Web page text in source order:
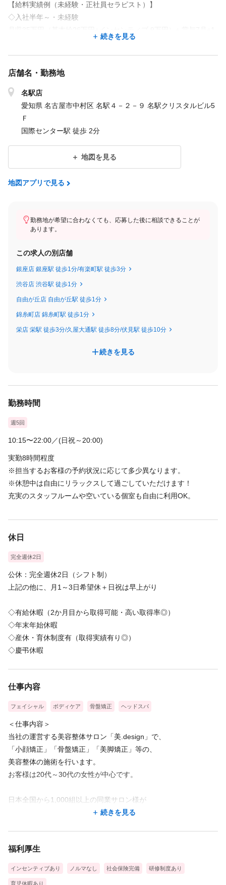
【給料実績例（未経験・正社員セラピスト）】
◇入社半年～・未経験
月収50万円（基本給26万円+インセンティブ24万円）+ 賞与7月+1
2月
◇入社1年～・未経験
月収75万円（基本給26万円+インセンティブ49万円）+ 賞与7月+1
◇その他
月収100万円 以上も増えてます！！！
【実績／未経験】
◆交通費全額支給
◆研修終了後に【合格祝い金15万円】支給
（研修費全額無料）
＜試用期間あり＞1ヶ月～3ヶ月（個人差有り）
試用期間以降は基本給＋インセンティブとなります。
試用期間中も社会保険等の待遇に変更はありません。
★業界No.1クラスの高待遇！
収入にしっかり反映！
続きを見る
店舗名・勤務地
名駅店
愛知県 名古屋市中村区 名駅４－２－９ 名駅クリスタルビル5
Ｆ
国際センター駅 徒歩 2分
地図を見る
地図アプリで見る
勤務地が希望に合わなくても、応募した後に相談できることが
あります。
この求人の別店舗
銀座店 銀座駅 徒歩1分/有楽町駅 徒歩3分
渋谷店 渋谷駅 徒歩1分
自由が丘店 自由が丘駅 徒歩1分
錦糸町店 錦糸町駅 徒歩1分
栄店 栄駅 徒歩3分/久屋大通駅 徒歩8分/伏見駅 徒歩10分
続きを見る
勤務時間
週5回
10:15〜22:00／(日祝～20:00)
実勤8時間程度
※担当するお客様の予約状況に応じて多少異なります。
※休憩中は自由にリラックスして過ごしていただけます！
充実のスタッフルームや空いている個室も自由に利用OK。
休日
完全週休2日
公休：完全週休2日（シフト制）
上記の他に、月1～3日希望休＋日祝は早上がり
◇有給休暇（2か月目から取得可能・高い取得率◎）
◇年末年始休暇
◇産休・育休制度有（取得実績有り◎）
◇慶弔休暇
仕事内容
フェイシャル ボディケア 骨盤矯正 ヘッドスパ
＜仕事内容＞
当社の運営する美容整体サロン「美.design」で、
「小顔矯正」「骨盤矯正」「美脚矯正」等の、
美容整体の施術を行います。
お客様は20代～30代の女性が中心です。
日本全国から1,000組以上の同業サロン様が
施術室は全て、空調完備の広々とした『完全個室』、
続きを見る
福利厚生
インセンティブあり ノルマなし 社会保険完備 研修制度あり
育児休暇あり